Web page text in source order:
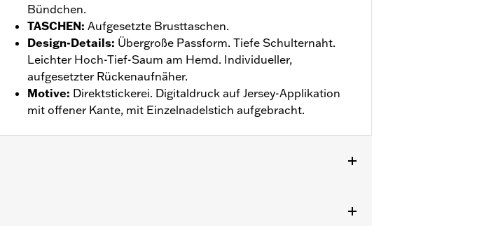
Bündchen.
TASCHEN: Aufgesetzte Brusttaschen.
Design-Details: Übergroße Passform. Tiefe Schulternaht.
Leichter Hoch-Tief-Saum am Hemd. Individueller,
aufgesetzter Rückenaufnäher.
Motive: Direktstickerei. Digitaldruck auf Jersey-Applikation
mit offener Kante, mit Einzelnadelstich aufgebracht.